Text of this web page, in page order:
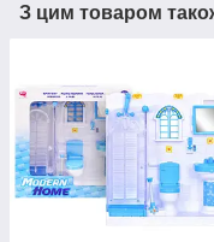
З цим товаром